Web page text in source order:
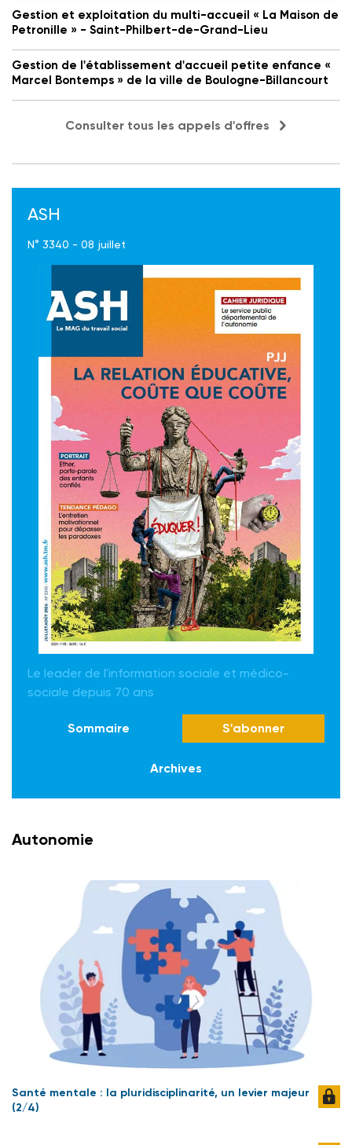
Gestion et exploitation du multi-accueil « La Maison de
Petronille » - Saint-Philbert-de-Grand-Lieu
Gestion de l'établissement d'accueil petite enfance «
Marcel Bontemps » de la ville de Boulogne-Billancourt
Consulter tous les appels d'offres
ASH
N° 3340 - 08 juillet
Le leader de l'information sociale et médico-
sociale depuis 70 ans
Sommaire S'abonner
Archives
Autonomie
Santé mentale : la pluridisciplinarité, un levier majeur
(2/4)